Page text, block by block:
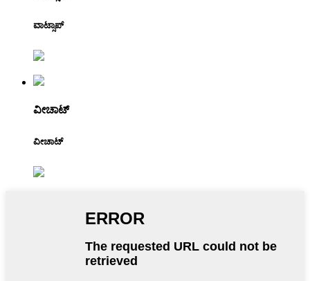
ವಾಟ್ಸಾಪ್
ವೀಚಾಟ್
ವೀಚಾಟ್